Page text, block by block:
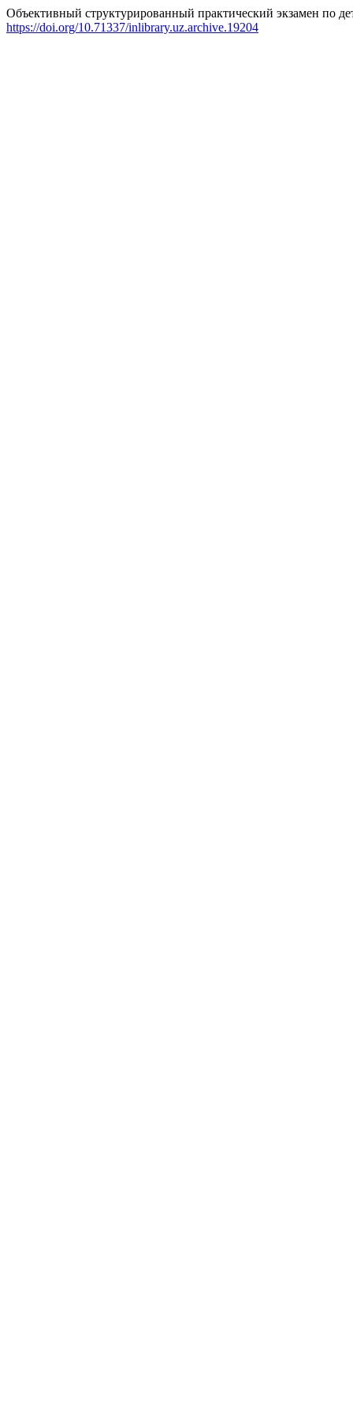
Объективный структурированный практический экзамен по
https://doi.org/10.71337/inlibrary.uz.archive.19204